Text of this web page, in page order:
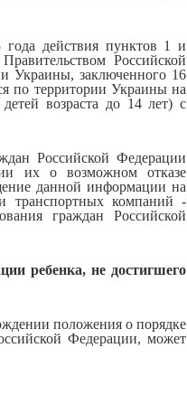
действия пунктов 1 и
Российской
Украины, заключенного 16
по территории Украины на
возраста до 14 лет) с
Российской Федерации
их о возможном отказе
данной информации на
транспортных компаний -
граждан Российской
ребенка, не достигшего
положения о порядке
Федерации, может